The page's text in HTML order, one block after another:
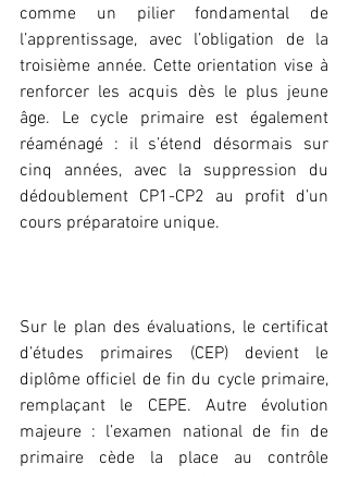
comme un pilier fondamental de
l’apprentissage, avec l’obligation de la
troisième année. Cette orientation vise à
renforcer les acquis dès le plus jeune
âge. Le cycle primaire est également
réaménagé : il s’étend désormais sur
cinq années, avec la suppression du
dédoublement CP1-CP2 au profit d’un
cours préparatoire unique.
‎Sur le plan des évaluations, le certificat
d’études primaires (CEP) devient le
diplôme officiel de fin du cycle primaire,
remplaçant le CEPE. Autre évolution
majeure : l’examen national de fin de
primaire cède la place au contrôle